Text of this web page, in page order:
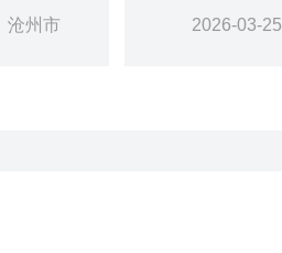
沧州市 2026-03-25